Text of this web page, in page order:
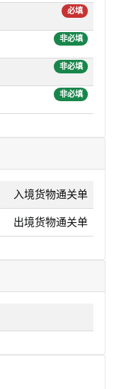
必填
非必填
非必填
非必填
入境货物通关单
出境货物通关单